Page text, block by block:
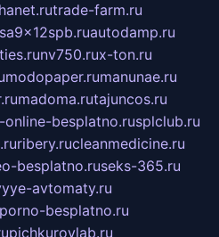
trade-farm.ru
autodamp.ru
nv750.rux-ton.ru
modopaper.rumanunae.ru
madoma.rutajuncos.ru
online-besplatno.rusplclub.ru
ribery.rucleanmedicine.ru
besplatno.ruseks-365.ru
avtomaty.ru
besplatno.ru
pichkurovlab.ru